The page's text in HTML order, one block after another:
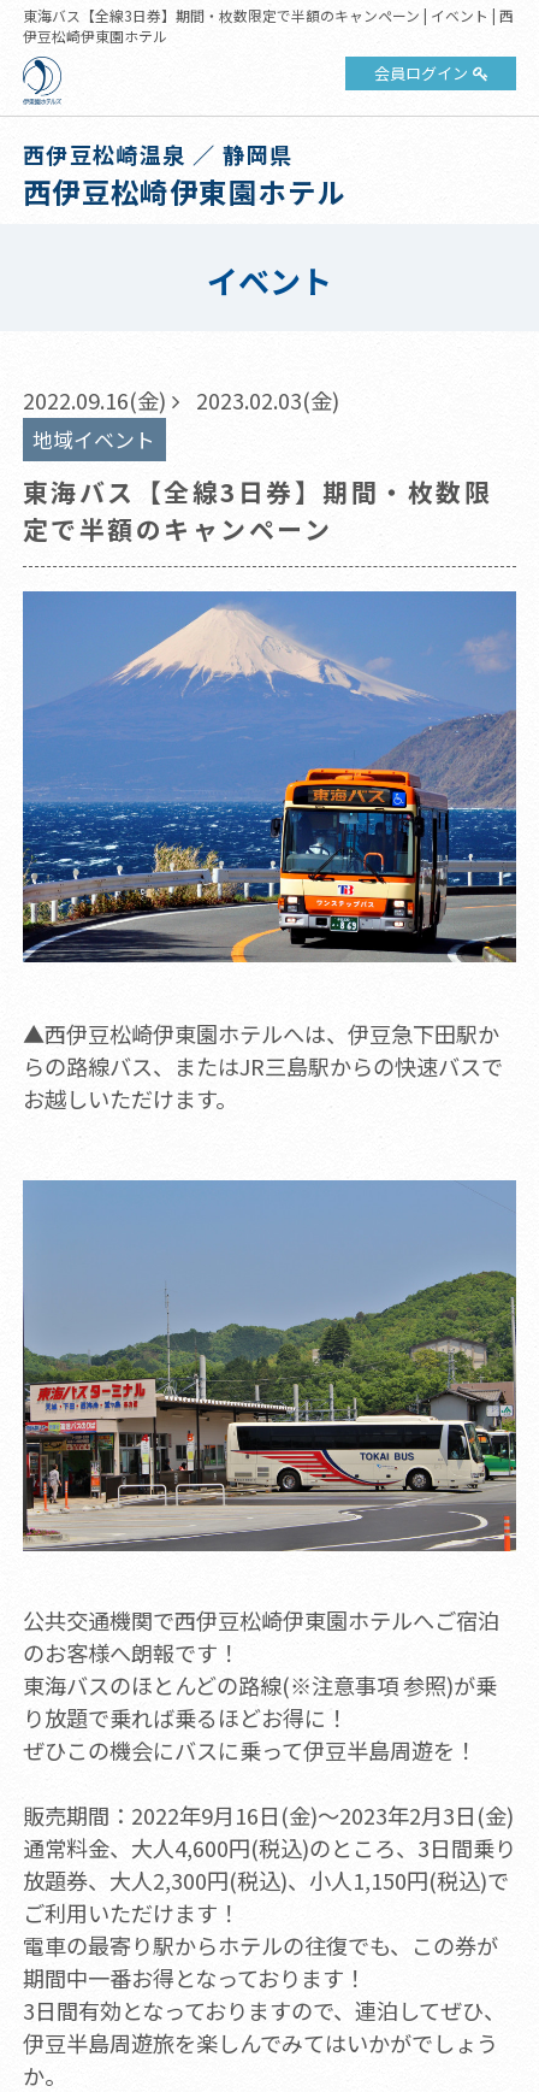
東海バス【全線3日券】期間・枚数限定で半額のキャンペーン | イベント | 西
伊豆松崎伊東園ホテル
会員ログイン
西伊豆松崎温泉 ／ 静岡県
西伊豆松崎伊東園ホテル
イベント
2022.09.16(金) 2023.02.03(金)
地域イベント
東海バス【全線3日券】期間・枚数限
定で半額のキャンペーン
▲西伊豆松崎伊東園ホテルへは、伊豆急下田駅か
らの路線バス、またはJR三島駅からの快速バスで
お越しいただけます。
公共交通機関で西伊豆松崎伊東園ホテルへご宿泊
のお客様へ朗報です！
東海バスのほとんどの路線(※注意事項 参照)が乗
り放題で乗れば乗るほどお得に！
ぜひこの機会にバスに乗って伊豆半島周遊を！
販売期間：2022年9月16日(金)～2023年2月3日(金)
通常料金、大人4,600円(税込)のところ、3日間乗り
放題券、大人2,300円(税込)、小人1,150円(税込)で
ご利用いただけます！
電車の最寄り駅からホテルの往復でも、この券が
期間中一番お得となっております！
3日間有効となっておりますので、連泊してぜひ、
伊豆半島周遊旅を楽しんでみてはいかがでしょう
か。